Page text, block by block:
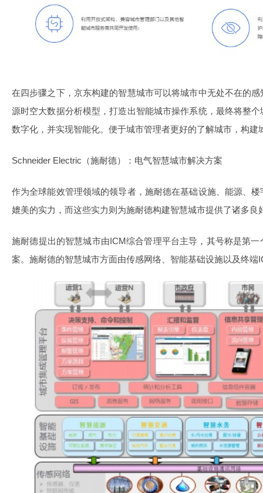
在四步骤之下，京东构建的智慧城市可以将城市中无处不在的
源时空大数据分析模型，打造出智能城市操作系统，最终将整
数字化，并实现智能化。便于城市管理者更好的了解城市，构建
Schneider Electric（施耐德）：电气智慧城市解决方案
作为全球能效管理领域的领导者，施耐德在基础设施、能源、
媲美的实力，而这些实力则为施耐德构建智慧城市提供了诸多良
施耐德提出的智慧城市由ICM综合管理平台主导，其号称是第
案。施耐德的智慧城市方面由传感网络、智能基础设施以及终端